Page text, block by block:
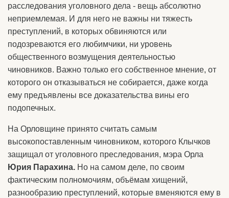
расследования уголовного дела - вещь абсолютно
неприемлемая. И для него не важны ни тяжесть
преступлений, в которых обвиняются или
подозреваются его любимчики, ни уровень
общественного возмущения деятельностью
чиновников. Важно только его собственное мнение, от
которого он отказываться не собирается, даже когда
ему предъявлены все доказательства вины его
подопечных.
На Орловщине принято считать самым
высокопоставленным чиновником, которого Клычков
защищал от уголовного преследования, мэра Орла
Юрия Парахина. Но на самом деле, по своим
фактическим полномочиям, объёмам хищений,
разнообразию преступлений, которые вменяются ему в